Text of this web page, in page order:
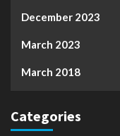
December 2023
March 2023
March 2018
Categories